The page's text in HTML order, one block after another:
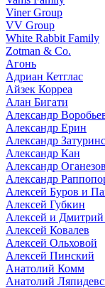
Viner Group
VV Group
White Rabbit Family
Zotman & Co.
Агонь
Адриан Кетглас
Айзек Корреа
Алан Бигати
Александр
Александр Ерин
Александр
Александр Кан
Александр Оганезов
Александр
Алексей Буров и
Алексей Губкин
Алексей и Дмитрий
Алексей Ковалев
Алексей Ольховой
Алексей Пинский
Анатолий Комм
Анатолий